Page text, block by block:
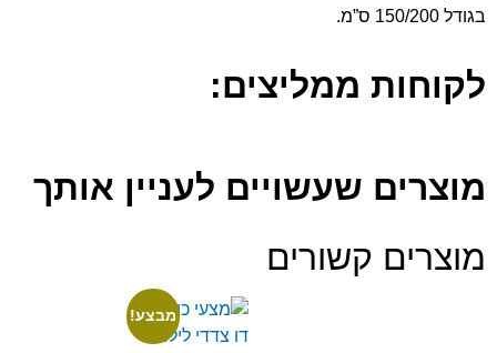
בגודל 150/200 ס”מ.
לקוחות ממליצים:
מוצרים שעשויים לעניין אותך
מוצרים קשורים
מבצע!